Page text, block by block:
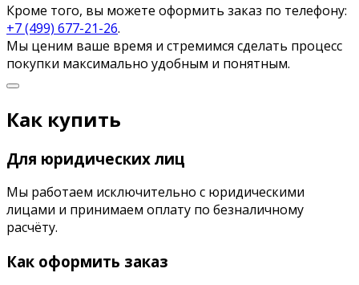
Кроме того, вы можете оформить заказ по телефону:
+7 (499) 677-21-26.
Мы ценим ваше время и стремимся сделать процесс
покупки максимально удобным и понятным.
Как купить
Для юридических лиц
Мы работаем исключительно с юридическими
лицами и принимаем оплату по безналичному
расчёту.
Как оформить заказ